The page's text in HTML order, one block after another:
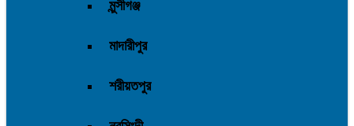
মুন্সীগঞ্জ
মাদারীপুর
শরীয়তপুর